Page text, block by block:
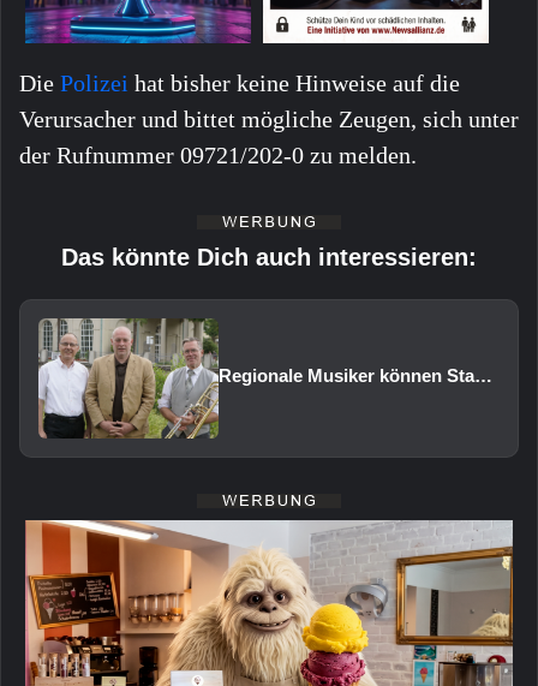
Die Polizei hat bisher keine Hinweise auf die
Verursacher und bittet mögliche Zeugen, sich unter
der Rufnummer 09721/202-0 zu melden.
Das könnte Dich auch interessieren:
Regionale Musiker können Staatsbad Philharmonie im Februar 2027 vertreten